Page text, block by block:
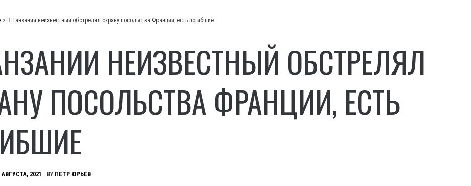
> В Танзании неизвестный обстрелял охрану посольства Франции, есть погибшие
НЕИЗВЕСТНЫЙ ОБСТРЕЛЯЛ
ПОСОЛЬСТВА ФРАНЦИИ, ЕСТЬ
АВГУСТА, 2021 BY ПЕТР ЮРЬЕВ